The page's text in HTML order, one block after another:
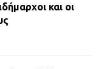
και οι